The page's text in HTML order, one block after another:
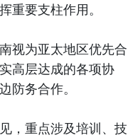
要支柱作用。
视为亚太地区优先合
高层达成的各项协
防务合作。
，重点涉及培训、技